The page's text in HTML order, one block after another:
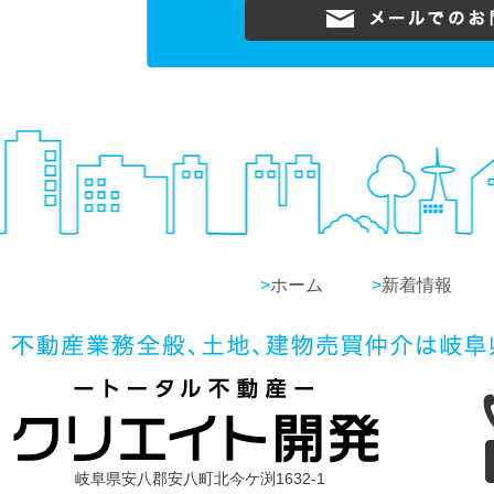
>ホーム >新着情報
岐阜県安八郡安八町北今ケ渕1632-1